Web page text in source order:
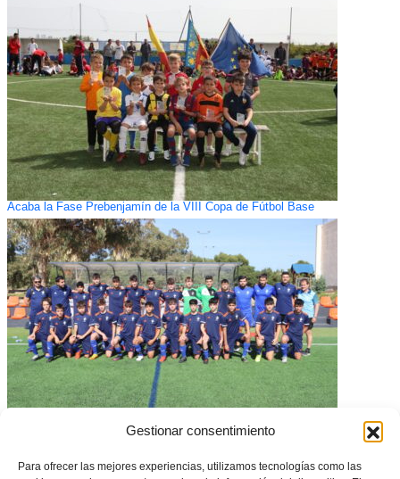
Gestionar consentimiento
Para ofrecer las mejores experiencias, utilizamos tecnologías como las
Acaba la Fase Prebenjamín de la VIII Copa de Fútbol Base
GALERÍA de la Tecnificación masculina Infantil de la Selecció Valenciana